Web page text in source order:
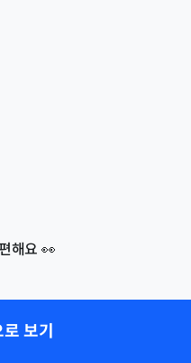
해요 👀
보기